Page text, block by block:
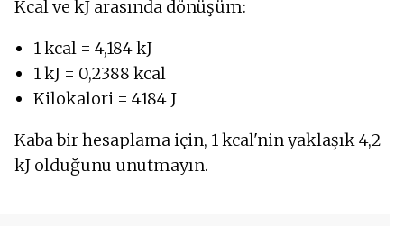
Kcal ve kJ arasında dönüşüm:
1 kcal = 4,184 kJ
1 kJ = 0,2388 kcal
Kilokalori = 4184 J
Kaba bir hesaplama için, 1 kcal'nin yaklaşık 4,2
kJ olduğunu unutmayın.